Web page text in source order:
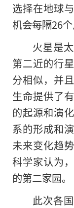
选择在地球
机会每隔26个
火星是
第二近的行
分相似，并
生命提供了
的起源和演
系的形成和
未来变化趋
科学家认为
的第二家园。
此次各国